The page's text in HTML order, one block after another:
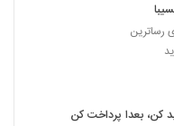
رساترین
کن، بعدا پرداخت کن